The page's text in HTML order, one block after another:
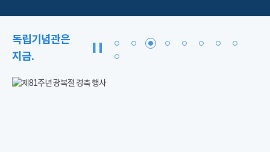
독립기념관은
지금.